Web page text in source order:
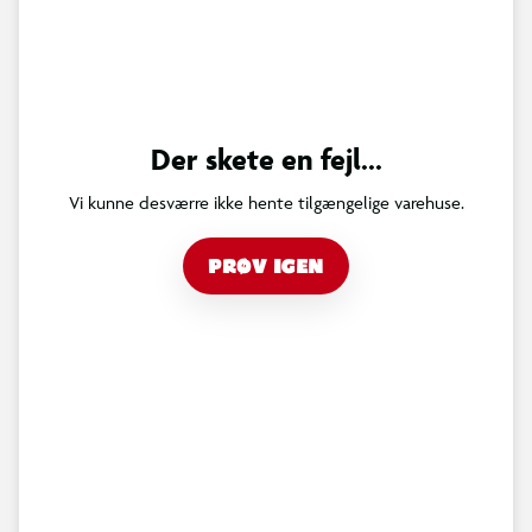
Der skete en fejl...
Vi kunne desværre ikke hente tilgængelige varehuse.
PRØV IGEN